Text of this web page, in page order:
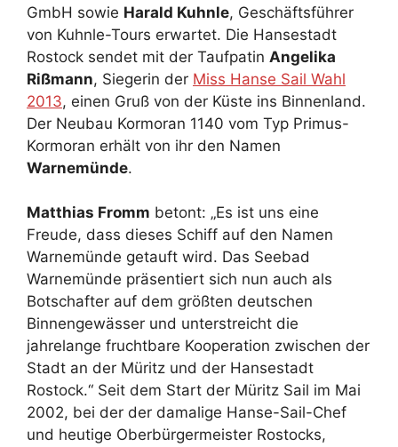
GmbH sowie Harald Kuhnle, Geschäftsführer
von Kuhnle-Tours erwartet. Die Hansestadt
Rostock sendet mit der Taufpatin Angelika
Rißmann, Siegerin der Miss Hanse Sail Wahl
2013, einen Gruß von der Küste ins Binnenland.
Der Neubau Kormoran 1140 vom Typ Primus-
Kormoran erhält von ihr den Namen
Warnemünde.
Matthias Fromm betont: „Es ist uns eine
Freude, dass dieses Schiff auf den Namen
Warnemünde getauft wird. Das Seebad
Warnemünde präsentiert sich nun auch als
Botschafter auf dem größten deutschen
Binnengewässer und unterstreicht die
jahrelange fruchtbare Kooperation zwischen der
Stadt an der Müritz und der Hansestadt
Rostock.“ Seit dem Start der Müritz Sail im Mai
2002, bei der der damalige Hanse-Sail-Chef
und heutige Oberbürgermeister Rostocks,